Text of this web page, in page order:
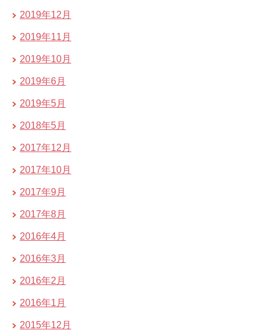
2019年12月
2019年11月
2019年10月
2019年6月
2019年5月
2018年5月
2017年12月
2017年10月
2017年9月
2017年8月
2016年4月
2016年3月
2016年2月
2016年1月
2015年12月